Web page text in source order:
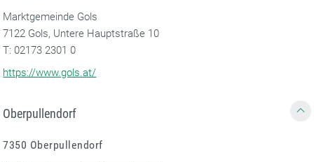
Marktgemeinde Gols
7122 Gols, Untere Hauptstraße 10
T: 02173 2301 0
https://www.gols.at/
Oberpullendorf
7350 Oberpullendorf